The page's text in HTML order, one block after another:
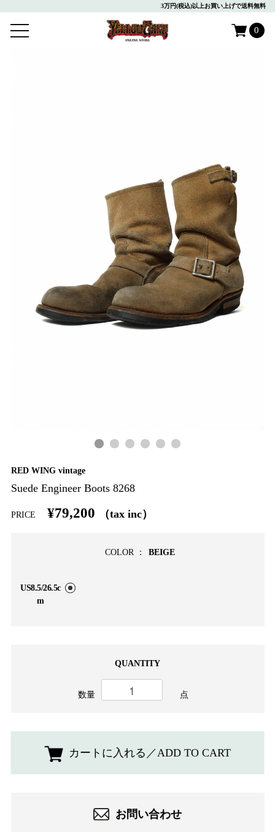
3万円(税込)以上お買い上げで送料無料
0
RED WING vintage
Suede Engineer Boots 8268
PRICE ¥79,200 （tax inc）
COLOR ： BEIGE
US8.5/26.5c
m
QUANTITY
数量 点
カートに入れる／ADD TO CART
お問い合わせ